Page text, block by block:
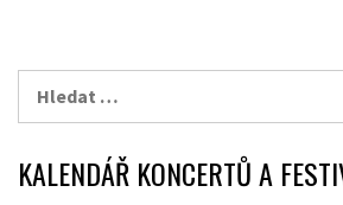
KALENDÁŘ KONCERTŮ A